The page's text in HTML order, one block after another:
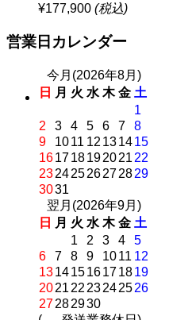
¥177,900 (税込)
営業日カレンダー
今月(2026年8月)
日
月 火 水 木 金 土
1
2
3 4 5 6 7
8
9
1011 12 131415
161718192021 22
23242526272829
3031
翌月(2026年9月)
日
月 火 水 木 金 土
1
2 3 4
5
6
7 8 9 1011 12
13141516171819
2021 22 23242526
27282930